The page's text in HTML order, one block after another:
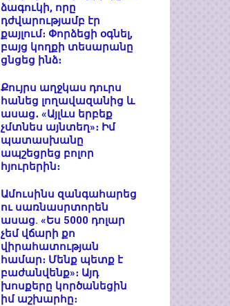
ձագուկի, որը
դժվարությամբ էր
քայլում։ Փորձեցի օգնել,
բայց կողքի տեսարանը
ցնցեց ինձ։
Քույրս աղջկաս դուրս
հանեց լողավազանից և
ասաց․ «Այլևս երբեք
չմտնես այնտեղ»։ Իմ
պատասխանը
ապշեցրեց բոլոր
հյուրերին։
Ամուսինս զանգահարեց
ու սառնասրտորեն
ասաց. «Ես 5000 դոլար
չեմ վճարի քո
վիրահատության
համար։ Մենք պետք է
բաժանվենք»։ Այդ
խոսքերը կործանեցին
իմ աշխարհը։